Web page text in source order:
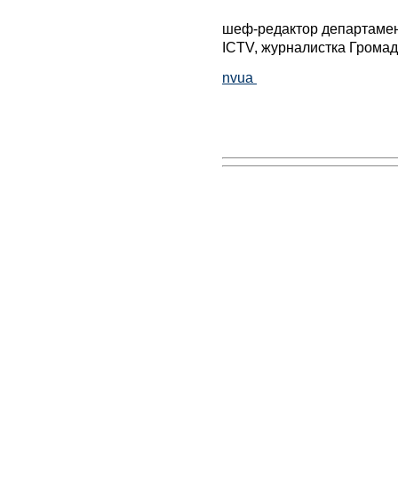
шеф-редактор
ICTV, журналистка
nvua